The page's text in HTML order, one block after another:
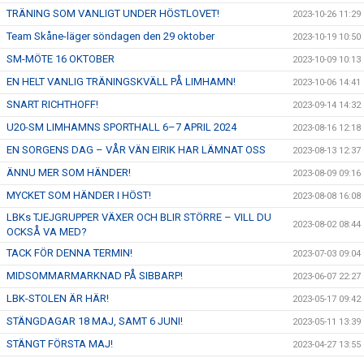
TRÄNING SOM VANLIGT UNDER HÖSTLOVET! 2023-10-26 11:29
Team Skåne-läger söndagen den 29 oktober 2023-10-19 10:50
SM-MÖTE 16 OKTOBER 2023-10-09 10:13
EN HELT VANLIG TRÄNINGSKVÄLL PÅ LIMHAMN! 2023-10-06 14:41
SNART RICHTHOFF! 2023-09-14 14:32
U20-SM LIMHAMNS SPORTHALL 6–7 APRIL 2024 2023-08-16 12:18
EN SORGENS DAG – VÅR VÄN EIRIK HAR LÄMNAT OSS 2023-08-13 12:37
ÄNNU MER SOM HÄNDER! 2023-08-09 09:16
MYCKET SOM HÄNDER I HÖST! 2023-08-08 16:08
LBKs TJEJGRUPPER VÄXER OCH BLIR STÖRRE – VILL DU
OCKSÅ VA MED?
2023-08-02 08:44
TACK FÖR DENNA TERMIN! 2023-07-03 09:04
MIDSOMMARMARKNAD PÅ SIBBARP! 2023-06-07 22:27
LBK-STOLEN ÄR HÄR! 2023-05-17 09:42
STÄNGDAGAR 18 MAJ, SAMT 6 JUNI! 2023-05-11 13:39
STÄNGT FÖRSTA MAJ! 2023-04-27 13:55